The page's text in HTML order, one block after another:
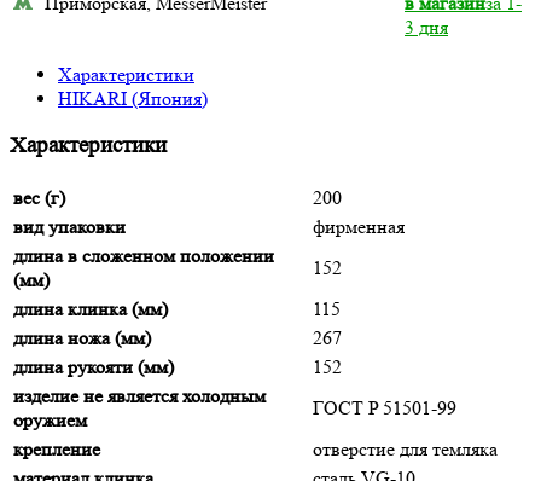
3 дня
Характеристики
HIKARI (Япония)
Характеристики
вес (г)
200
вид упаковки
фирменная
длина в сложенном положении
(мм)
152
длина клинка (мм)
115
длина ножа (мм)
267
длина рукояти (мм)
152
изделие не является холодным
оружием
ГОСТ P 51501-99
крепление
отверстие для темляка